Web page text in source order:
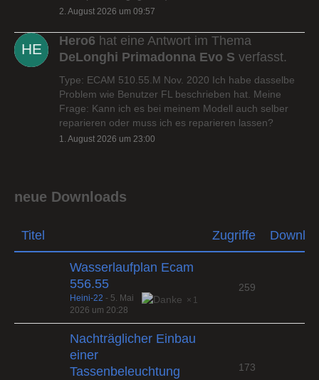
2. August 2026 um 09:57
Hero6 hat eine Antwort im Thema
DeLonghi Primadonna Evo S verfasst.
Type: ECAM 510.55.M Nov. 2020 Ich habe dasselbe
Problem wie Benutzer FL beschrieben hat. Meine
Frage: Kann ich es bei meinem Modell auch selber
reparieren oder muss ich es reparieren lassen?
1. August 2026 um 23:00
neue Downloads
Titel Zugriffe
Wasserlaufplan Ecam
556.55
1
Heini-22 - 5. Mai
2026 um 20:28
259
Nachträglicher Einbau
einer
Tassenbeleuchtung
173